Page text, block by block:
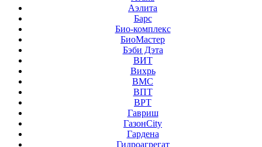
Аэлита
Барс
Био-комплекс
БиоМастер
Бэби Дэта
ВИТ
Вихрь
ВМС
ВПТ
ВРТ
Гавриш
ГазонCity
Гардена
Гидроагрегат